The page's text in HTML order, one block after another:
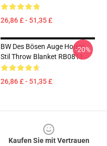
26,86 £ - 51,35 £
BW Des Bösen Auge Horror
Stil Throw Blanket RB0811
26,86 £ - 51,35 £
-20%
Kaufen Sie mit Vertrauen